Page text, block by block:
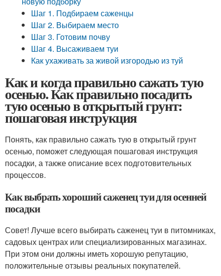
Шаг 1. Подбираем саженцы
Шаг 2. Выбираем место
Шаг 3. Готовим почву
Шаг 4. Высаживаем туи
Как ухаживать за живой изгородью из туй
Как и когда правильно сажать тую
осенью. Как правильно посадить
тую осенью в открытый грунт:
пошаговая инструкция
Понять, как правильно сажать тую в открытый грунт
осенью, поможет следующая пошаговая инструкция
посадки, а также описание всех подготовительных
процессов.
Как выбрать хороший саженец туи для осенней
посадки
Совет! Лучше всего выбирать саженец туи в питомниках,
садовых центрах или специализированных магазинах.
При этом они должны иметь хорошую репутацию,
положительные отзывы реальных покупателей.